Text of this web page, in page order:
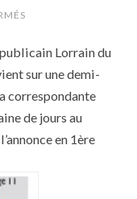
L’HONNEUR
UN
ARTICLE
RL
5/2/2014
Lorrain du
sur une demi-
correspondante
de jours au
en 1ère